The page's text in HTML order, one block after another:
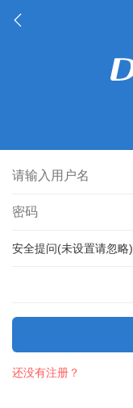
安全提问(未设置请忽略)
还没有注册？